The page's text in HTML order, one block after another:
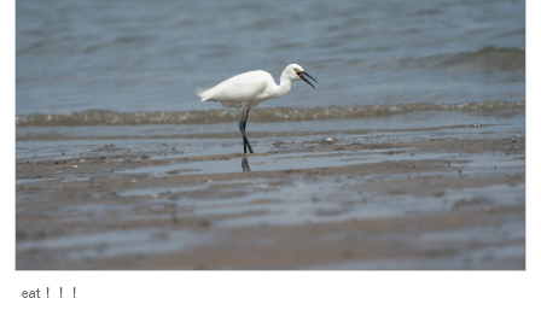
eat！！！